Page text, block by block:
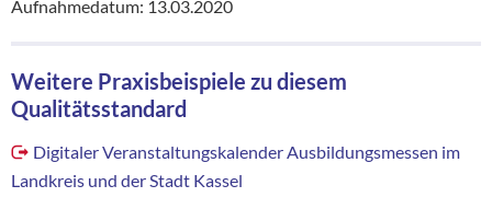
Aufnahmedatum: 13.03.2020
Weitere Praxisbeispiele zu diesem
Qualitätsstandard
Digitaler Veranstaltungskalender Ausbildungsmessen im
Landkreis und der Stadt Kassel